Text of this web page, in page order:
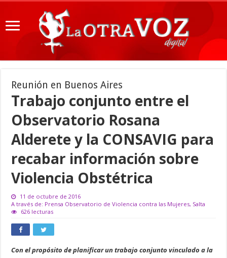
Reunión en Buenos Aires
Trabajo conjunto entre el
Observatorio Rosana
Alderete y la CONSAVIG para
recabar información sobre
Violencia Obstétrica
11 de octubre de 2016
A través de: Prensa Observatorio de Violencia contra las Mujeres, Salta
626 lecturas
Con el propósito de planificar un trabajo conjunto vinculado a la